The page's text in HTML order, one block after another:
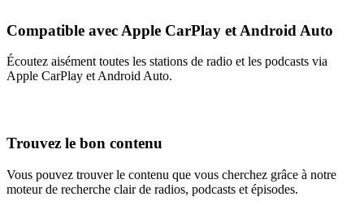
Compatible avec Apple CarPlay et Android Auto
Écoutez aisément toutes les stations de radio et les podcasts via
Apple CarPlay et Android Auto.
Trouvez le bon contenu
Vous pouvez trouver le contenu que vous cherchez grâce à notre
moteur de recherche clair de radios, podcasts et épisodes.